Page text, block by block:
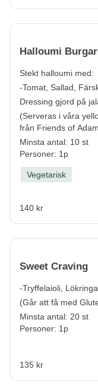
Halloumi
Stekt halloumi med:
-Tomat, Sallad,
Dressing gjord på
(Serveras i våra
från Friends of
Minsta antal: 10 st
Personer: 1p
Vegetarisk
140 kr
Sweet Craving
-Tryffelaioli,
(Går att få med
Minsta antal: 20 st
Personer: 1p
135 kr